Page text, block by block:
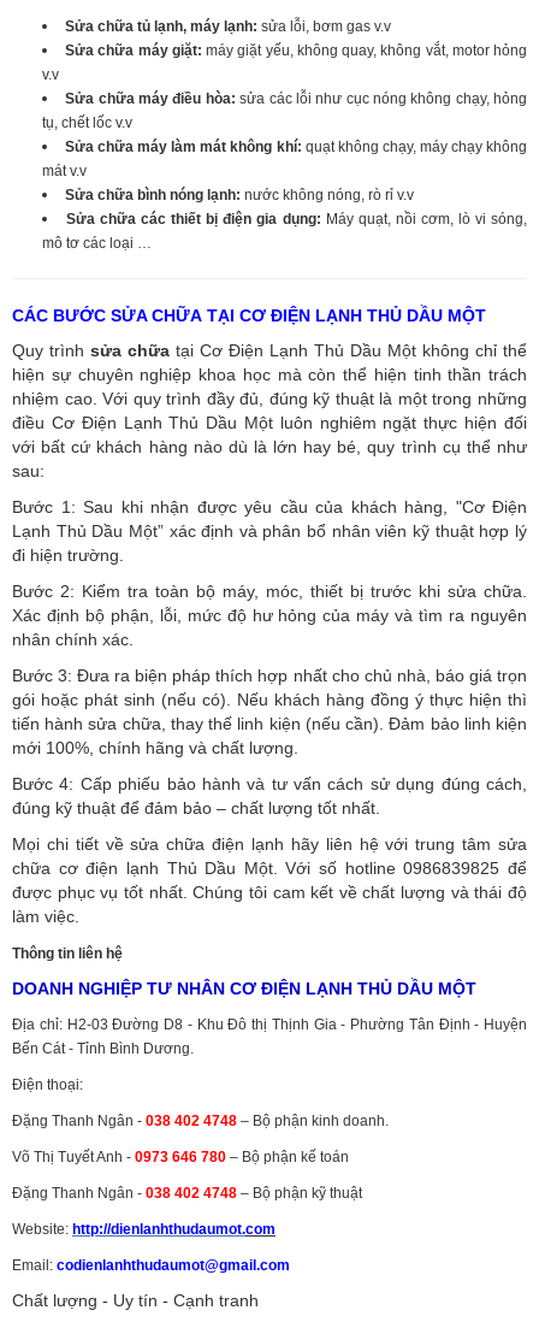
Sửa chữa tủ lạnh, máy lạnh: sửa lỗi, bơm gas v.v
Sửa chữa máy giặt:máy giặt yếu, không quay, không vắt, motor hỏng
v.v
Sửa chữa máy điều hòa: sửa các lỗi như cục nóng không chạy, hỏng
tụ, chết lốc v.v
Sửa chữa máy làm mát không khí: quạt không chạy, máy chạy không
mát v.v
Sửa chữa bình nóng lạnh: nước không nóng, rò rỉ v.v
Sửa chữa các thiết bị điện gia dụng: Máy quạt, nồi cơm, lò vi sóng,
mô tơ các loại …
CÁC BƯỚC SỬA CHỮA TẠI CƠ ĐIỆN LẠNH THỦ DẦU MỘT
Quy trình sửa chữa tại Cơ Điện Lạnh Thủ Dầu Một không chỉ thể
hiện sự chuyên nghiệp khoa học mà còn thể hiện tinh thần trách
nhiệm cao. Với quy trình đầy đủ, đúng kỹ thuật là một trong những
điều Cơ Điện Lạnh Thủ Dầu Một luôn nghiêm ngặt thực hiện đối
với bất cứ khách hàng nào dù là lớn hay bé, quy trình cụ thể như
sau:
Bước 1: Sau khi nhận được yêu cầu của khách hàng, "Cơ Điện
Lạnh Thủ Dầu Một” xác định và phân bổ nhân viên kỹ thuật hợp lý
đi hiện trường.
Bước 2: Kiểm tra toàn bộ máy, móc, thiết bị trước khi sửa chữa.
Xác định bộ phận, lỗi, mức độ hư hỏng của máy và tìm ra nguyên
nhân chính xác.
Bước 3: Đưa ra biện pháp thích hợp nhất cho chủ nhà, báo giá trọn
gói hoặc phát sinh (nếu có). Nếu khách hàng đồng ý thực hiện thì
tiến hành sửa chữa, thay thế linh kiện (nếu cần). Đảm bảo linh kiện
mới 100%, chính hãng và chất lượng.
Bước 4: Cấp phiếu bảo hành và tư vấn cách sử dụng đúng cách,
đúng kỹ thuật để đảm bảo – chất lượng tốt nhất.
Mọi chi tiết về sửa chữa điện lạnh hãy liên hệ với trung tâm sửa
chữa cơ điện lạnh Thủ Dầu Một. Với số hotline 0986839825 để
được phục vụ tốt nhất. Chúng tôi cam kết về chất lượng và thái độ
làm việc.
Thông tin liên hệ
DOANH NGHIỆP TƯ NHÂN CƠ ĐIỆN LẠNH THỦ DẦU MỘT
Địa chỉ: H2-03 Đường D8 - Khu Đô thị Thịnh Gia - Phường Tân Định - Huyện
Bến Cát - Tỉnh Bình Dương.
Điện thoại:
Đặng Thanh Ngân - 038 402 4748 – Bộ phận kinh doanh.
Võ Thị Tuyết Anh - 0973 646 780 – Bộ phận kế toán
Đặng Thanh Ngân - 038 402 4748 – Bộ phận kỹ thuật
Website: http://dienlanhthudaumot.com
Email: codienlanhthudaumot@gmail.com
Chất lượng - Uy tín - Cạnh tranh